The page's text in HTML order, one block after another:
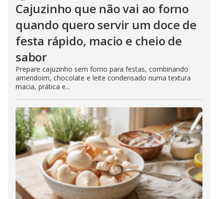
Cajuzinho que não vai ao forno
quando quero servir um doce de
festa rápido, macio e cheio de
sabor
Prepare cajuzinho sem forno para festas, combinando
amendoim, chocolate e leite condensado numa textura
macia, prática e...